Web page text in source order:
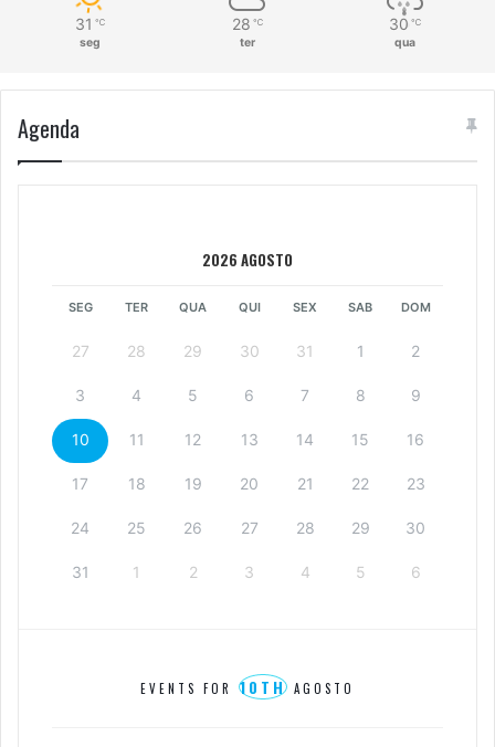
31 ℃
seg
28 ℃
ter
30 ℃
qua
Agenda
2026 AGOSTO
SEG TER QUA QUI SEX SAB DOM
27 28 29 30 31 1 2
3 4 5 6 7 8 9
10 11 12 13 14 15 16
17 18 19 20 21 22 23
24 25 26 27 28 29 30
31 1 2 3 4 5 6
EVENTS FOR 10TH AGOSTO